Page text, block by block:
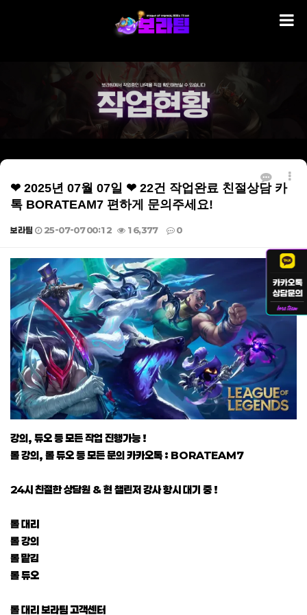
❤ 2025년 07월 07일 ❤ 22건 작업완료 친절상담 카
톡 BORATEAM7 편하게 문의주세요!
보라팀 25-07-07 00:12 16,377 0
본문
강의, 듀오 등 모든 작업 진행가능 !
롤 강의, 롤 듀오 등 모든 문의 카카오톡 : BORATEAM7
24시 친절한 상담원 & 현 챌린저 강사 항시 대기 중 !
롤 대리
롤 강의
롤 맡김
롤 듀오
롤 대리 보라팀 고객센터